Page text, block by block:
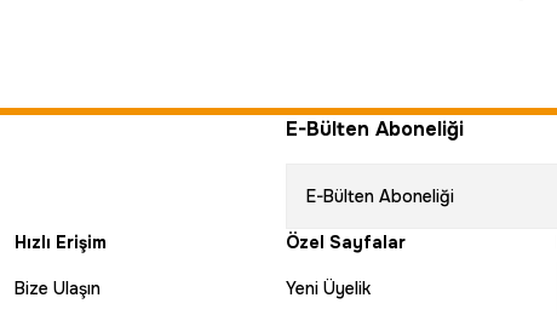
E-Bülten Aboneliği
Hızlı Erişim
Bize Ulaşın
Özel Sayfalar
Yeni Üyelik